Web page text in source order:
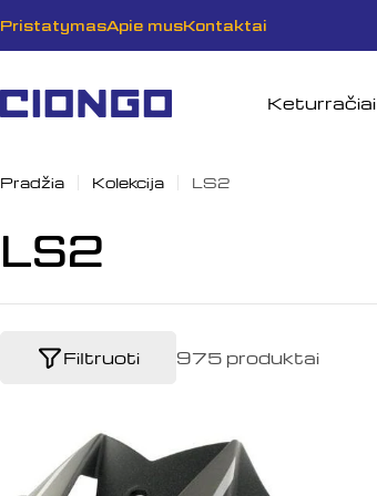
prie
PristatymasApie musKontaktai
Keturračiai
Pradžia Kolekcija LS2
K
o
LS2
975 produktai
Filtruoti